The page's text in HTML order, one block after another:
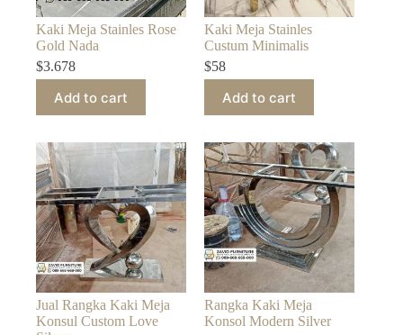
Kaki Meja Stainles Rose
Gold Nada
$3.678
Add to cart
Kaki Meja Stainles
Custum Minimalis
$58
Add to cart
Jual Rangka Kaki Meja
Konsul Custom Love
Rangka Kaki Meja
Konsol Modern Silver